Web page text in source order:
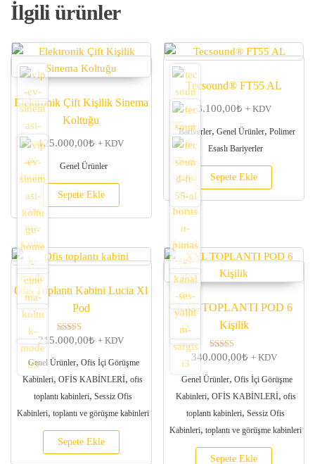
İlgili ürünler
Elektronik Çift Kişilik Sinema
Koltuğu
125.000,00₺ + KDV
Genel Ürünler
Sepete Ekle
Tecsound® FT55 AL
3.100,00₺ + KDV
Bariyerler, Genel Ürünler, Polimer
Esaslı Bariyerler
Sepete Ekle
Ofis Toplantı Kabini Lucia Xl
Pod
5 üzerinden
oy aldı
215.000,00₺ + KDV
Genel Ürünler, Ofis İçi Görüşme
Kabinleri, OFİS KABİNLERİ, ofis
toplantı kabinleri, Sessiz Ofis
Kabinleri, toplantı ve görüşme kabinleri
Sepete Ekle
XXL TOPLANTI POD 6
Kişilik
5 üzerinden
oy aldı
340.000,00₺ + KDV
Genel Ürünler, Ofis İçi Görüşme
Kabinleri, OFİS KABİNLERİ, ofis
toplantı kabinleri, Sessiz Ofis
Kabinleri, toplantı ve görüşme kabinleri
Sepete Ekle